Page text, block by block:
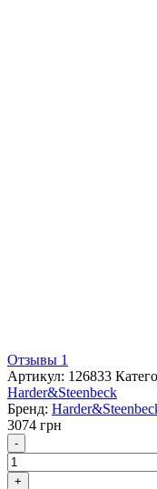
Отзывы 1
Артикул: 126833
Harder&Steenbeck
Бренд:
3074 грн
- Количество
+